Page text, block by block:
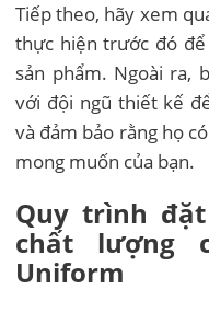
Tiếp theo, hãy xem
thực hiện trước đó
sản phẩm. Ngoài ra,
với đội ngũ thiết kế
và đảm bảo rằng họ
mong muốn của bạn.
Quy trình
chất lượng
Uniform